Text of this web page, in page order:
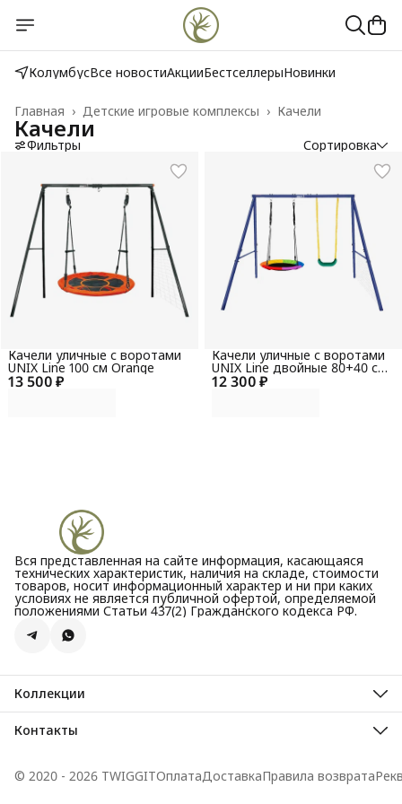
КолумбусВсе новостиАкцииБестселлерыНовинки
Качели
Детские игровые комплексы ›
Главная ›
Качели
Фильтры Сортировка
13 500 ₽
Качели уличные с воротами
UNIX Line 100 см Orange
12 300 ₽
Качели уличные с воротами
UNIX Line двойные 80+40 см
Color
Вся представленная на сайте информация, касающаяся
технических характеристик, наличия на складе, стоимости
товаров, носит информационный характер и ни при каких
условиях не является публичной офертой, определяемой
положениями Статьи 437(2) Гражданского кодекса РФ.
Коллекции
Все новости
Акции
Контакты
Телефон
© 2020 - 2026 TWIGGITОплатаДоставкаПравила возврата